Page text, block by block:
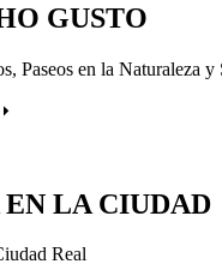
GUSTO
Paseos en la Naturaleza y
LA CIUDAD
Real